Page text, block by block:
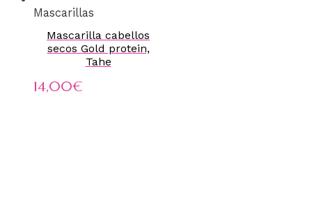
Mascarillas
Mascarilla cabellos
secos Gold protein,
Tahe
14,00€